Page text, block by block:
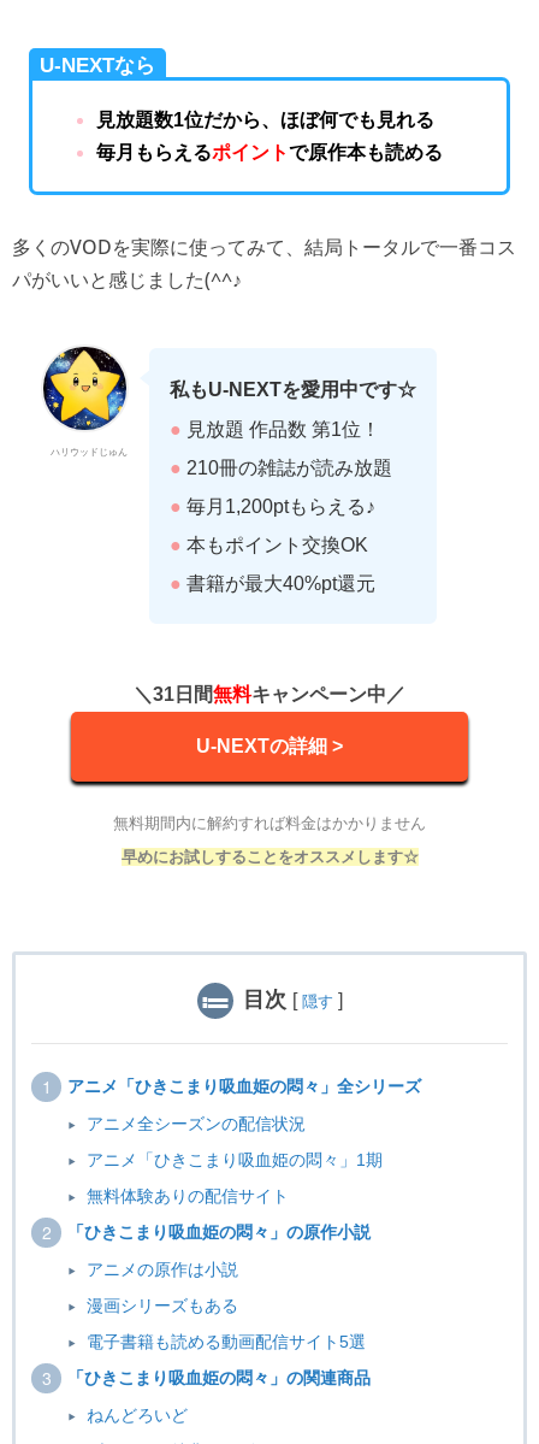
U-NEXTなら
見放題数1位だから、ほぼ何でも見れる
毎月もらえるポイントで原作本も読める
多くのVODを実際に使ってみて、結局トータルで一番コス
パがいいと感じました(^^♪
ハリウッドじゅん
私もU-NEXTを愛用中です☆
● 見放題 作品数 第1位！
● 210冊の雑誌が読み放題
● 毎月1,200ptもらえる♪
● 本もポイント交換OK
● 書籍が最大40%pt還元
＼31日間無料キャンペーン中／
U-NEXTの詳細 >
無料期間内に解約すれば料金はかかりません
早めにお試しすることをオススメします☆
目次 [ 隠す ]
アニメ「ひきこまり吸血姫の悶々」全シリーズ
アニメ全シーズンの配信状況
アニメ「ひきこまり吸血姫の悶々」1期
無料体験ありの配信サイト
「ひきこまり吸血姫の悶々」の原作小説
アニメの原作は小説
漫画シリーズもある
電子書籍も読める動画配信サイト5選
「ひきこまり吸血姫の悶々」の関連商品
ねんどろいど